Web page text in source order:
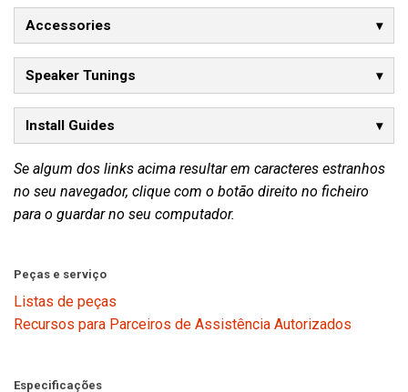
Accessories
Speaker Tunings
Install Guides
Se algum dos links acima resultar em caracteres estranhos
no seu navegador, clique com o botão direito no ficheiro
para o guardar no seu computador.
Peças e serviço
Listas de peças
Recursos para Parceiros de Assistência Autorizados
Especificações